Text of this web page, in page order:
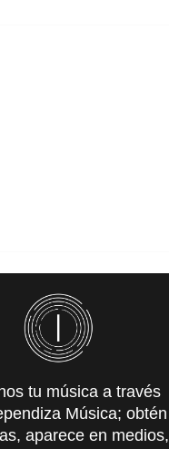
tu música a través
Música; obtén
aparece en medios,